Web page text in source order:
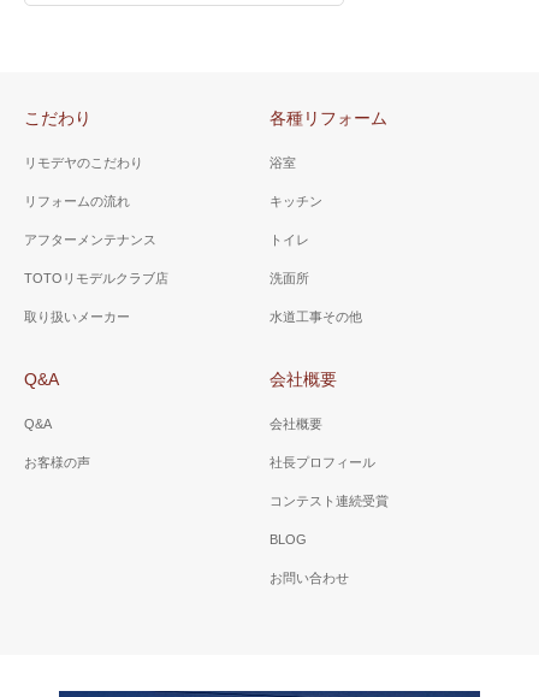
こだわり
リモデヤのこだわり
リフォームの流れ
アフターメンテナンス
TOTOリモデルクラブ店
取り扱いメーカー
各種リフォーム
浴室
キッチン
トイレ
洗面所
水道工事その他
Q&A
Q&A
お客様の声
会社概要
会社概要
社長プロフィール
コンテスト連続受賞
BLOG
お問い合わせ